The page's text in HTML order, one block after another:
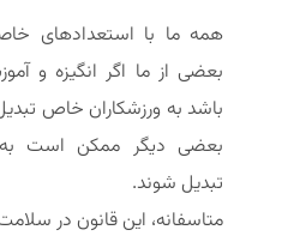
همه ما با استعدادهای
بعضی از ما اگر انگیزه و
باشد به ورزشکاران خاص
بعضی دیگر ممکن است به
تبدیل شوند.
متاسفانه، این قانون در